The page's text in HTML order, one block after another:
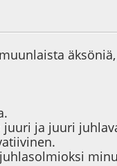
juuri ja juuri